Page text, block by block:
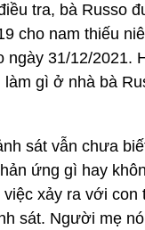
tra, bà Russo
cho nam thiếu
ngày 31/12/2021.
làm gì ở nhà bà
sát vẫn chưa
ứng gì hay
xảy ra với con
sát. Người mẹ